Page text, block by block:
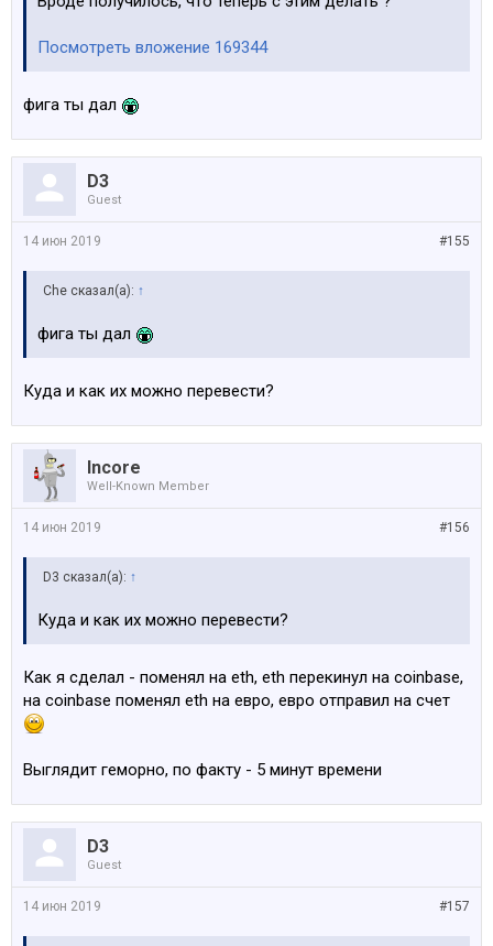
Посмотреть вложение 169344
фига ты дал
D3
Guest
#155
14 июн 2019
Che сказал(а): ↑
фига ты дал
Куда и как их можно перевести?
Incore
Well-Known Member
#156
14 июн 2019
D3 сказал(а): ↑
Куда и как их можно перевести?
Как я сделал - поменял на eth, eth перекинул на coinbase,
на coinbase поменял eth на евро, евро отправил на счет
Выглядит геморно, по факту - 5 минут времени
D3
Guest
#157
14 июн 2019